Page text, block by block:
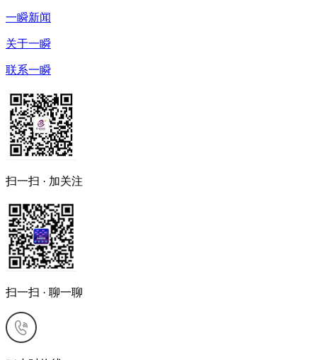
一瞬新闻
关于一瞬
联系一瞬
扫一扫 · 加关注
扫一扫 · 聊一聊